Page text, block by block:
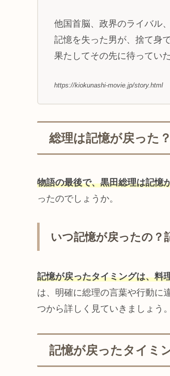
他国首脳、政界のライバル
記憶を失った男が、捨て身
果たしてその先に待ってい
https://kiokunashi-movie.jp/story.html
総理は記憶が戻った？
物語の最後で、黒田総理は記憶
ったのでしょうか。
いつ記憶が戻ったの？
記憶が戻ったタイミングは、料
は、明確に総理の言葉や行動に
つから詳しく見ていきましょう。
記憶が戻ったタイミ